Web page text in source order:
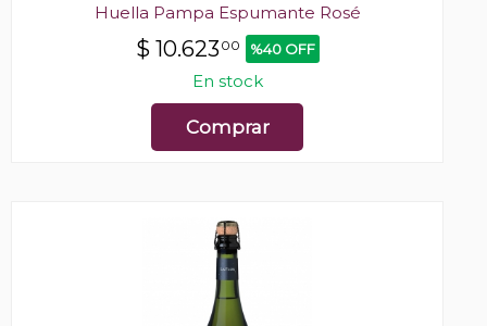
Huella Pampa Espumante Rosé
$ 10.623 00 %40 OFF
En stock
Comprar